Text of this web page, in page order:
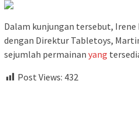
Dalam kunjungan tersebut,
dengan Direktur Tabletoys,
sejumlah permainan yang
Post Views: 432